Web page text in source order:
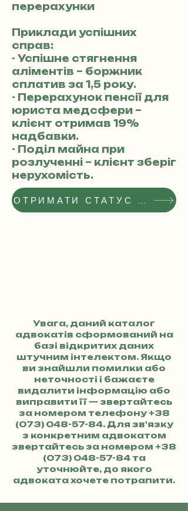
перерахунки
Приклади успішних
справ:
- Успішне стягнення
аліментів – боржник
сплатив за 1,5 року.
- Перерахунок пенсії для
юриста медсфери –
клієнт отримав 19%
надбавки.
- Поділ майна при
розлученні – клієнт зберіг
нерухомість.
ОТРИМАТИ СТАТУС РЕКОМЕНДОВАНОГО АДВОКАТА
Увага, даний каталог
адвокатів сформований на
базі відкритих даних
штучним інтелектом. Якщо
ви знайшли помилки або
неточності і бажаєте
видалити інформацію або
виправити її — звертайтесь
за номером телефону +38
(073) 048-57-84. Для зв'язку
з конкретним адвокатом
звертайтесь за номером +38
(073) 048-57-84та
уточнюйте, до якого
адвоката хочете потрапити.